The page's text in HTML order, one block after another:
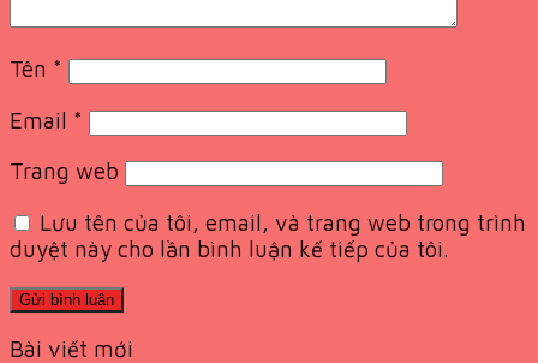
Tên *
Email *
Trang web
Lưu tên của tôi, email, và trang web trong trình
duyệt này cho lần bình luận kế tiếp của tôi.
Bài viết mới